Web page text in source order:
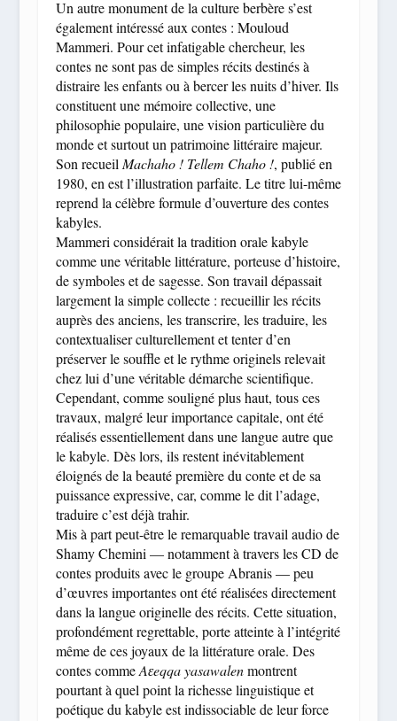
Un autre monument de la culture berbère s’est
également intéressé aux contes : Mouloud
Mammeri. Pour cet infatigable chercheur, les
contes ne sont pas de simples récits destinés à
distraire les enfants ou à bercer les nuits d’hiver. Ils
constituent une mémoire collective, une
philosophie populaire, une vision particulière du
monde et surtout un patrimoine littéraire majeur.
Son recueilMachaho ! Tellem Chaho !, publié en
1980, en est l’illustration parfaite. Le titre lui-même
reprend la célèbre formule d’ouverture des contes
kabyles.
Mammeri considérait la tradition orale kabyle
comme une véritable littérature, porteuse d’histoire,
de symboles et de sagesse. Son travail dépassait
largement la simple collecte : recueillir les récits
auprès des anciens, les transcrire, les traduire, les
contextualiser culturellement et tenter d’en
préserver le souffle et le rythme originels relevait
chez lui d’une véritable démarche scientifique.
Cependant, comme souligné plus haut, tous ces
travaux, malgré leur importance capitale, ont été
réalisés essentiellement dans une langue autre que
le kabyle. Dès lors, ils restent inévitablement
éloignés de la beauté première du conte et de sa
puissance expressive, car, comme le dit l’adage,
traduire c’est déjà trahir.
Mis à part peut-être le remarquable travail audio de
Shamy Chemini — notamment à travers les CD de
contes produits avec le groupe Abranis — peu
d’œuvres importantes ont été réalisées directement
dans la langue originelle des récits. Cette situation,
profondément regrettable, porte atteinte à l’intégrité
même de ces joyaux de la littérature orale. Des
contes commeAɛeqqa yasawalenmontrent
pourtant à quel point la richesse linguistique et
poétique du kabyle est indissociable de leur force